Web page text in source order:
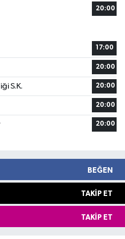
20:00
17:00
20:00
S.K. 20:00
20:00
20:00
BEĞEN
TAKIP ET
TAKIP ET